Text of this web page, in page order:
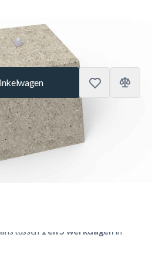
Alusport
zachte ondergrond
tussen 1 en 5 werkdagen in